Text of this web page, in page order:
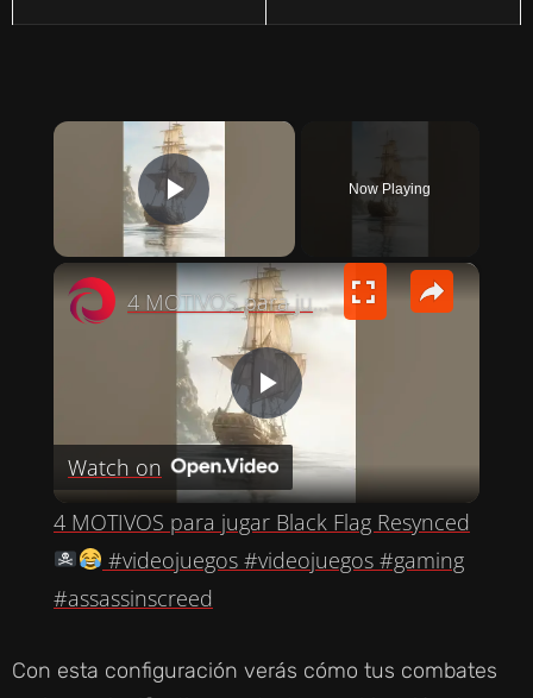
×
PLAY VIDEO
Now Playing
×
P
L
A
4 MOTIVOS para jugar Black Flag Resynced
Watch on
4 MOTIVOS para jugar Black Flag Resynced
#videojuegos #videojuegos #gaming
#assassinscreed
Con esta configuración verás cómo tus combates